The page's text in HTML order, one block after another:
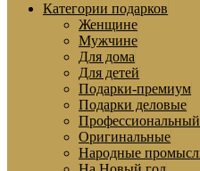
Категории подарков
Женщине
Мужчине
Для дома
Для детей
Подарки-премиум
Подарки деловые
Оригинальные
Народные